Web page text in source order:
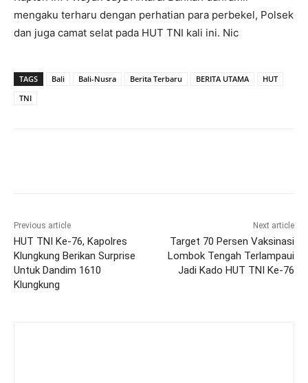
mengaku terharu dengan perhatian para perbekel, Polsek
dan juga camat selat pada HUT TNI kali ini. Nic
TAGS Bali Bali-Nusra Berita Terbaru BERITA UTAMA
HUT
TNI
Previous article
HUT TNI Ke-76, Kapolres
Klungkung Berikan Surprise
Untuk Dandim 1610
Klungkung
Next article
Target 70 Persen Vaksinasi
Lombok Tengah Terlampaui
Jadi Kado HUT TNI Ke-76